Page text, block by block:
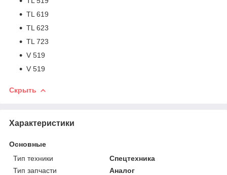
TL 619
TL 623
TL 723
V 519
V 519
Скрыть
Характеристики
Основные
Тип техники
Спецтехника
Тип запчасти
Аналог